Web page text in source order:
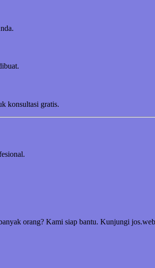
konsultasi gratis.
orang? Kami siap bantu. Kunjungi